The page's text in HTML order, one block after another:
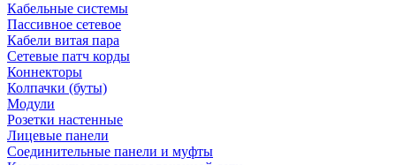
Кабельные системы
Пассивное сетевое
Кабели витая пара
Сетевые патч корды
Коннекторы
Колпачки (буты)
Модули
Розетки настенные
Лицевые панели
Соединительные панели и муфты